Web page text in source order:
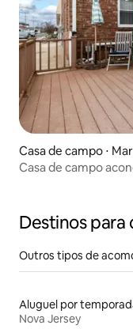
Casa de campo ⋅
Casa de campo
Destinos para
Outros tipos de
Nova Jersey